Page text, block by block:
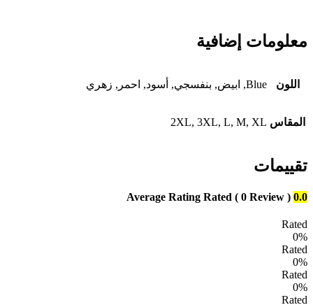
معلومات إضافية
اللون Blue, ابيض, بنفسجي, أسود, احمر, زهري
المقاس 2XL, 3XL, L, M, XL
تقييمات
0.0
Average Rating Rated ( 0 Review )
Rated
0%
Rated
0%
Rated
0%
Rated